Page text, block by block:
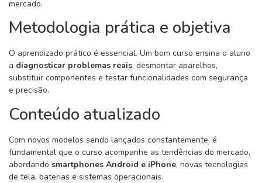
mercado.
Metodologia prática e objetiva
O aprendizado prático é essencial. Um bom curso ensina o aluno
a diagnosticar problemas reais, desmontar aparelhos,
substituir componentes e testar funcionalidades com segurança
e precisão.
Conteúdo atualizado
Com novos modelos sendo lançados constantemente, é
fundamental que o curso acompanhe as tendências do mercado,
abordando smartphones Android e iPhone, novas tecnologias
de tela, baterias e sistemas operacionais.